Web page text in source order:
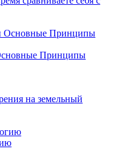
Принципы
на земельный